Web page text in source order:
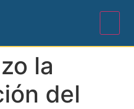
la
del